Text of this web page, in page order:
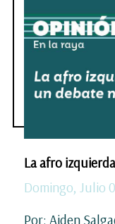
La afro
Domingo, Julio
Por: Aiden